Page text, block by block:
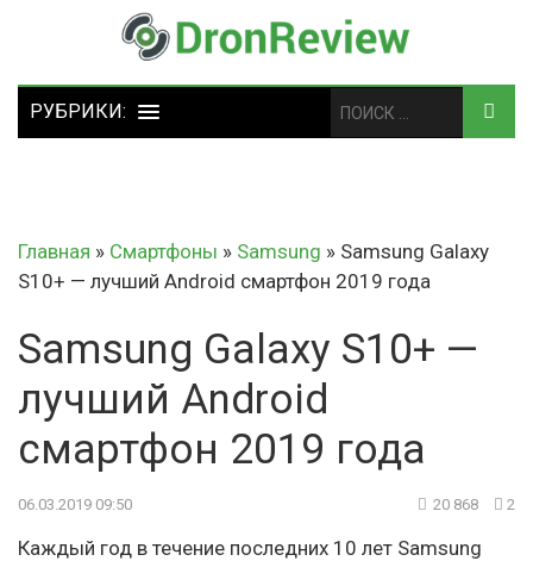
Главная » Смартфоны » Samsung » Samsung Galaxy
S10+ — лучший Android смартфон 2019 года
Samsung Galaxy S10+ —
лучший Android
смартфон 2019 года
06.03.2019 09:50 20 868 2
Каждый год в течение последних 10 лет Samsung